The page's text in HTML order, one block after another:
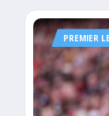
PREMIER